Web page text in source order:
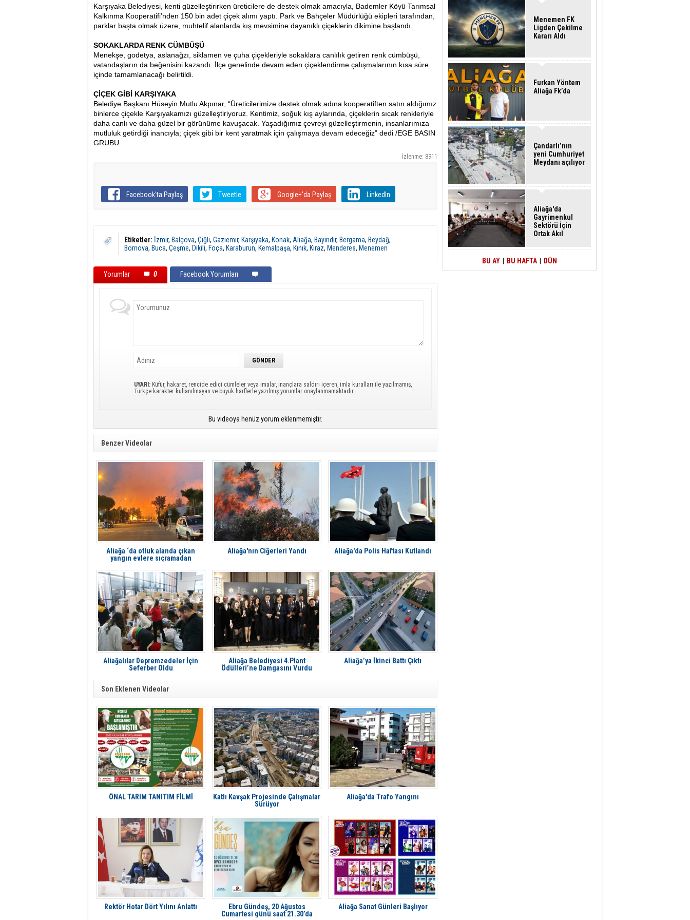
Karşıyaka Belediyesi, kenti güzelleştirirken üreticilere de destek olmak amacıyla, Bademler Köyü Tarımsal
Kalkınma Kooperatifi’nden 150 bin adet çiçek alımı yaptı. Park ve Bahçeler Müdürlüğü ekipleri tarafından,
parklar başta olmak üzere, muhtelif alanlarda kış mevsimine dayanıklı çiçeklerin dikimine başlandı.
SOKAKLARDA RENK CÜMBÜŞÜ
Menekşe, godetya, aslanağzı, siklamen ve çuha çiçekleriyle sokaklara canlılık getiren renk cümbüşü,
vatandaşların da beğenisini kazandı. İlçe genelinde devam eden çiçeklendirme çalışmalarının kısa süre
içinde tamamlanacağı belirtildi.
ÇİÇEK GİBİ KARŞIYAKA
Belediye Başkanı Hüseyin Mutlu Akpınar, “Üreticilerimize destek olmak adına kooperatiften satın aldığımız
binlerce çiçekle Karşıyakamızı güzelleştiriyoruz. Kentimiz, soğuk kış aylarında, çiçeklerin sıcak renkleriyle
daha canlı ve daha güzel bir görünüme kavuşacak. Yaşadığımız çevreyi güzelleştirmenin, insanlarımıza
mutluluk getirdiği inancıyla; çiçek gibi bir kent yaratmak için çalışmaya devam edeceğiz” dedi /EGE BASIN
GRUBU
İzlenme: 8911
Facebook'ta Paylaş Tweetle Google+'da Paylaş LinkedIn
Etiketler: İzmir, Balçova, Çiğli, Gaziemir, Karşıyaka, Konak, Aliağa, Bayındır, Bergama, Beydağ,
Bornova, Buca, Çeşme, Dikili, Foça, Karaburun, Kemalpaşa, Kınık, Kiraz, Menderes, Menemen
Yorumlar 0 Facebook Yorumları
UYARI: Küfür, hakaret, rencide edici cümleler veya imalar, inançlara saldırı içeren, imla kuralları ile yazılmamış,
Türkçe karakter kullanılmayan ve büyük harflerle yazılmış yorumlar onaylanmamaktadır.
Bu videoya henüz yorum eklenmemiştir.
Benzer Videolar
Aliağa ‘da otluk alanda çıkan
yangın evlere sıçramadan
Aliağa'nın Ciğerleri Yandı Aliağa'da Polis Haftası Kutlandı
Aliağalılar Depremzedeler İçin
Seferber Oldu
Aliağa Belediyesi 4.Plant
Ödülleri’ne Damgasını Vurdu
Aliağa’ya İkinci Battı Çıktı
Son Eklenen Videolar
ÖNAL TARIM TANITIM FİLMİ
Katlı Kavşak Projesinde Çalışmalar
Sürüyor
Aliağa'da Trafo Yangını
Rektör Hotar Dört Yılını Anlattı
Ebru Gündeş, 20 Ağustos
Cumartesi günü saat 21.30’da
Aliağa Sanat Günleri Başlıyor
Menemen FK
Ligden Çekilme
Kararı Aldı
Furkan Yöntem
Aliağa Fk’da
Çandarlı’nın
yeni Cumhuriyet
Meydanı açılıyor
Aliağa'da
Gayrimenkul
Sektörü İçin
Ortak Akıl
BU AY BU HAFTA DÜN